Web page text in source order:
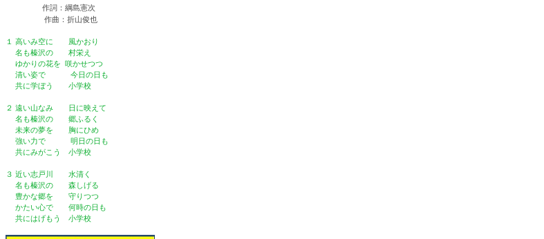
作詞：綱島憲次
作曲：折山俊也
１ 高いみ空に 風かおり
名も榛沢の 村栄え
ゆかりの花を 咲かせつつ
清い姿で 今日の日も
共に学ぼう 小学校
２ 遠い山なみ 日に映えて
名も榛沢の 郷ふるく
未来の夢を 胸にひめ
強い力で 明日の日も
共にみがこう 小学校
３ 近い志戸川 水清く
名も榛沢の 森しげる
豊かな郷を 守りつつ
かたい心で 何時の日も
共にはげもう 小学校